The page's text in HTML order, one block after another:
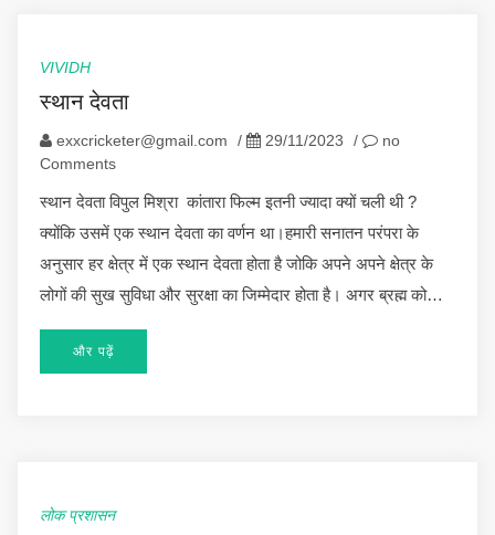
VIVIDH
स्थान देवता
exxcricketer@gmail.com / 29/11/2023 /
no
Comments
स्थान देवता विपुल मिश्रा कांतारा फिल्म इतनी ज्यादा क्यों चली थी ?
क्योंकि उसमें एक स्थान देवता का वर्णन था।हमारी सनातन परंपरा के
अनुसार हर क्षेत्र में एक स्थान देवता होता है जोकि अपने अपने क्षेत्र के
लोगों की सुख सुविधा और सुरक्षा का जिम्मेदार होता है। अगर ब्रह्म को…
और पढ़ें
लोक प्रशासन